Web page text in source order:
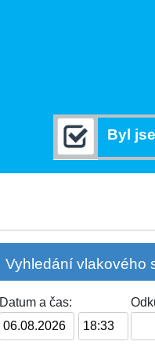
Byl
Vyhledání vlakového
Datum a čas: